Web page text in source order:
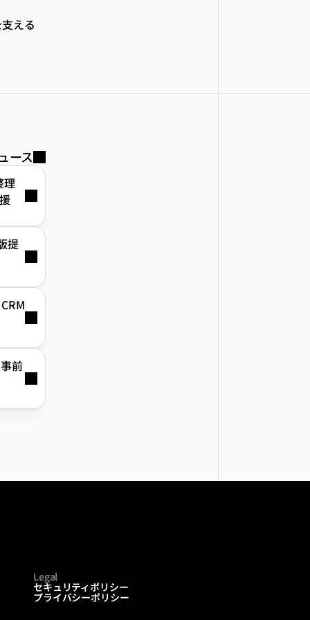
える
ース
理
提
前
Legal
セキュリティポリシー
プライバシーポリシー